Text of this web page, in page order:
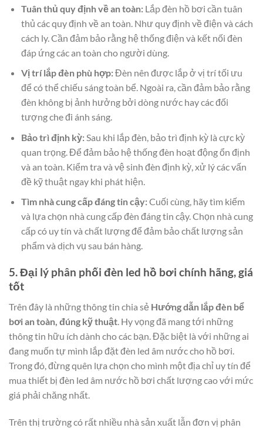
Tuân thủ quy định về an toàn:Lắp đèn hồ bơi cần tuân
thủ các quy định về an toàn. Như quy định về điện và cách
cách ly. Cần đảm bảo rằng hệ thống điện và kết nối đèn
đáp ứng các an toàn cho người dùng.
Vị trí lắp đèn phù hợp:Đèn nên được lắp ở vị trí tối ưu
để có thể chiếu sáng toàn bể. Ngoài ra, cần đảm bảo rằng
đèn không bị ảnh hưởng bởi dòng nước hay các đối
tượng che đi ánh sáng.
Bảo trì định kỳ:Sau khi lắp đèn, bảo trì định kỳ là cực kỳ
quan trọng. Để đảm bảo hệ thống đèn hoạt động ổn định
và an toàn. Kiểm tra và vệ sinh đèn định kỳ, xử lý các vấn
đề kỹ thuật ngay khi phát hiện.
Tìm nhà cung cấp đáng tin cậy:Cuối cùng, hãy tìm kiếm
và lựa chọn nhà cung cấp đèn đáng tin cậy. Chọn nhà cung
cấp có uy tín và chất lượng để đảm bảo chất lượng sản
phẩm và dịch vụ sau bán hàng.
5. Đại lý phân phối đèn led hồ bơi chính hãng, giá
tốt
Trên đây là những thông tin chia sẻ Hướng dẫn lắp đèn bể
bơi an toàn, đúng kỹ thuật . Hy vọng đã mang tới những
thông tin hữu ích dành cho các bạn. Đặc biệt là với những ai
đang muốn tự mình lắp đặt đèn led âm nước cho hồ bơi.
Trong đó, đừng quên lựa chọn cho mình một địa chỉ uy tín để
mua thiết bị đèn led âm nước hồ bơi chất lượng cao với mức
giá phải chăng nhất.
Trên thị trường có rất nhiều nhà sản xuất lẫn đơn vị phân